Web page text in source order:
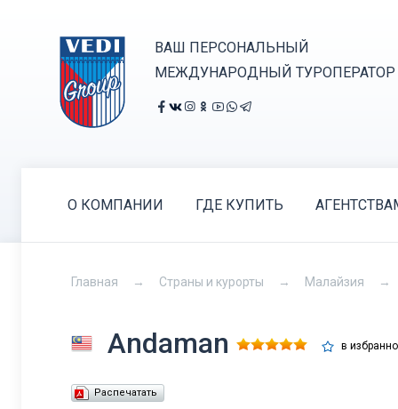
ВАШ ПЕРСОНАЛЬНЫЙ
МЕЖДУНАРОДНЫЙ ТУРОПЕРАТОР
О КОМПАНИИ ГДЕ КУПИТЬ
Главная Страны и курорты Малайзия
Andaman в
Распечатать